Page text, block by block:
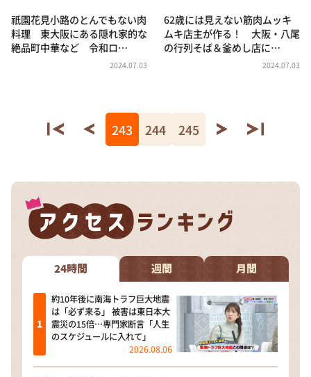
祇園花見小路のとんでもない肉
料理 東大阪にある隠れ家的な
絶品町中華など 令和ロ…
2024.07.03
62歳には見えない筋肉ムッキ
ムキ店主が作る！ 大阪・八尾
の行列そば＆釜めし店に…
2024.07.03
243 244 245
24時間 週間 月間
約10年後に南海トラフ巨大地震
は「必ず来る」 被害は東日本大
震災の15倍…専門家断言「人生
のスケジュールに入れて」
2026.08.06